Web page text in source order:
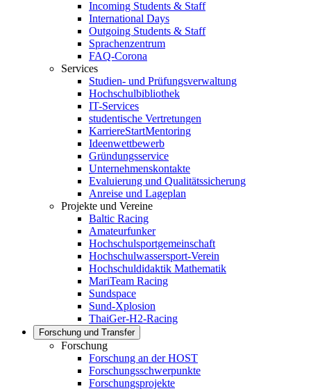
Incoming Students & Staff
International Days
Outgoing Students & Staff
Sprachenzentrum
FAQ-Corona
Services
Studien- und Prüfungsverwaltung
Hochschulbibliothek
IT-Services
studentische Vertretungen
KarriereStartMentoring
Ideenwettbewerb
Gründungsservice
Unternehmenskontakte
Evaluierung und Qualitätssicherung
Anreise und Lageplan
Projekte und Vereine
Baltic Racing
Amateurfunker
Hochschulsportgemeinschaft
Hochschulwassersport-Verein
Hochschuldidaktik Mathematik
MariTeam Racing
Sundspace
Sund-Xplosion
ThaiGer-H2-Racing
Forschung und Transfer
Forschung
Forschung an der HOST
Forschungsschwerpunkte
Forschungsprojekte